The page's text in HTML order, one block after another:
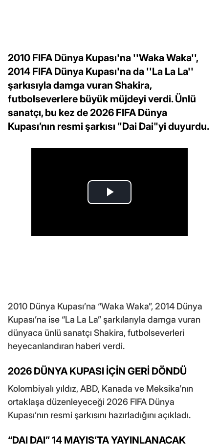
2010 FIFA Dünya Kupası'na ''Waka Waka'',
2014 FIFA Dünya Kupası'na da ''La La La''
şarkısıyla damga vuran Shakira,
futbolseverlere büyük müjdeyi verdi. Ünlü
sanatçı, bu kez de 2026 FIFA Dünya
Kupası’nın resmi şarkısı "Dai Dai"yi duyurdu.
2010 Dünya Kupası’na “Waka Waka”, 2014 Dünya
Kupası’na ise “La La La” şarkılarıyla damga vuran
dünyaca ünlü sanatçı Shakira, futbolseverleri
heyecanlandıran haberi verdi.
2026 DÜNYA KUPASI İÇİN GERİ DÖNDÜ
Kolombiyalı yıldız, ABD, Kanada ve Meksika’nın
ortaklaşa düzenleyeceği 2026 FIFA Dünya
Kupası’nın resmi şarkısını hazırladığını açıkladı.
“DAI DAI” 14 MAYIS’TA YAYINLANACAK